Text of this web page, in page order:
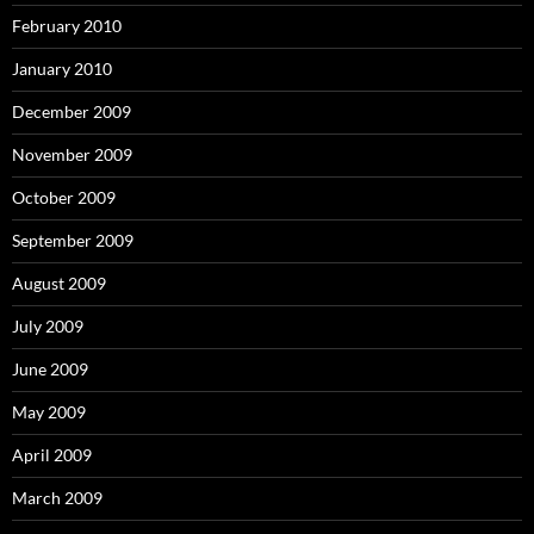
February 2010
January 2010
December 2009
November 2009
October 2009
September 2009
August 2009
July 2009
June 2009
May 2009
April 2009
March 2009